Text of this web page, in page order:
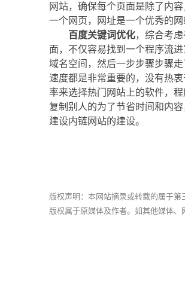
网站，确保每个页面是除了内
一个网页，网址是一个优秀的网
百度关键词优化，综合考
面，不仅容易找到一个程序流
域名空间，然后一步步骤步骤
速度都是非常重要的，没有热
率来选择热门网站上的软件，
复制别人的为了节省时间和内
建设内链网站的建设。
版权声明：本网站摘录或转载的属于
版权属于原媒体及作者。如其他媒体、